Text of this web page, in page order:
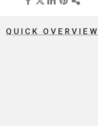
QUICK OVERVIEW